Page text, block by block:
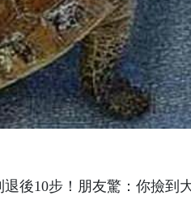
後10步！朋友驚：你撿到